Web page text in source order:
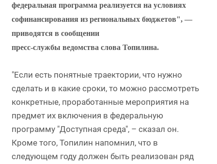
федеральная программа реализуется на условиях
софинансирования из региональных бюджетов", —
приводятся в сообщении
пресс-службы ведомства слова Топилина.
"Если есть понятные траектории, что нужно
сделать и в какие сроки, то можно рассмотреть
конкретные, проработанные мероприятия на
предмет их включения в федеральную
программу "Доступная среда", – сказал он.
Кроме того, Топилин напомнил, что в
следующем году должен быть реализован ряд